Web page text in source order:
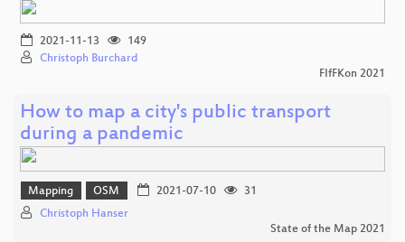
2021-11-13
149
Christoph Burchard
FIfFKon 2021
How to map a city's public transport
during a pandemic
Mapping OSM 2021-07-10
31
Christoph Hanser
State of the Map 2021